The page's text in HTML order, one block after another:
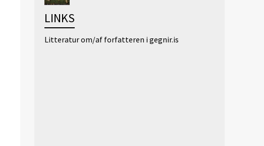
LINKS
Litteratur om/af forfatteren i gegnir.is